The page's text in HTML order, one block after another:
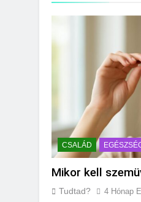
CSALÁD
Mikor kell
Tudtad? 4 Hónap